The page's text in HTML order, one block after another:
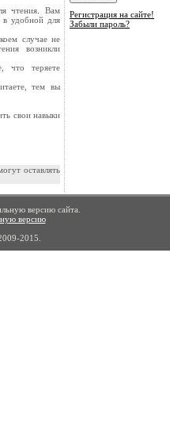
чтения. Вам
в удобной для
случае не
возникли
что теряете
тем вы
свои навыки
оставлять
Регистрация на сайте!
Забыли пароль?
версию сайта.
версию
2015.